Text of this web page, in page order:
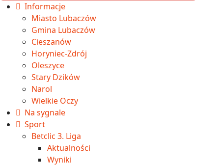
Informacje
Miasto Lubaczów
Gmina Lubaczów
Cieszanów
Horyniec-Zdrój
Oleszyce
Stary Dzików
Narol
Wielkie Oczy
Na sygnale
Sport
Betclic 3. Liga
Aktualności
Wyniki